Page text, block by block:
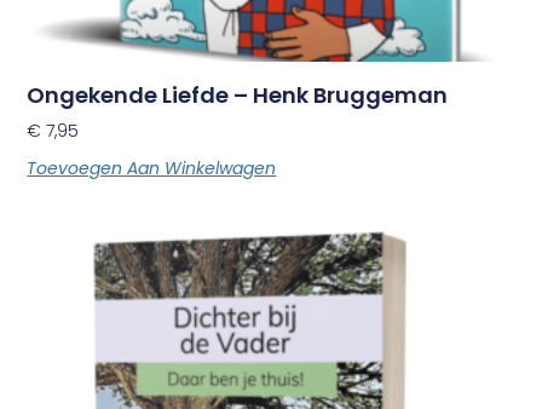
Ongekende Liefde – Henk Bruggeman
€ 7,95
Toevoegen Aan Winkelwagen